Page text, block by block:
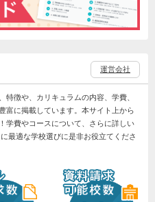
運営会社
徴や、カリキュラムの内容、学費、
富に掲載しています。本サイト上から
学費やコースについて、さらに詳しい
最適な学校選びに是非お役立てくださ